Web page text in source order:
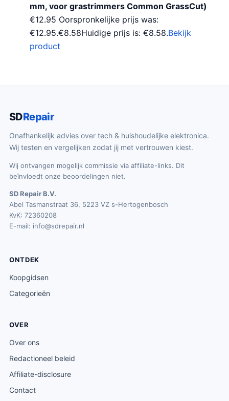
mm, voor grastrimmers Common GrassCut)
€12.95 Oorspronkelijke prijs was:
€12.95.€8.58Huidige prijs is: €8.58.Bekijk
product
SDRepair
Onafhankelijk advies over tech & huishoudelijke elektronica.
Wij testen en vergelijken zodat jij met vertrouwen kiest.
Wij ontvangen mogelijk commissie via affiliate-links. Dit
beïnvloedt onze beoordelingen niet.
SD Repair B.V.
Abel Tasmanstraat 36, 5223 VZ s-Hertogenbosch
KvK: 72360208
E-mail: info@sdrepair.nl
ONTDEK
Koopgidsen
Categorieën
OVER
Over ons
Redactioneel beleid
Affiliate-disclosure
Contact